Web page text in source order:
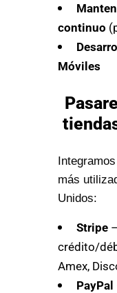
continuo
Móviles
más
Unidos:
Stripe
crédito/
Amex,
PayPal